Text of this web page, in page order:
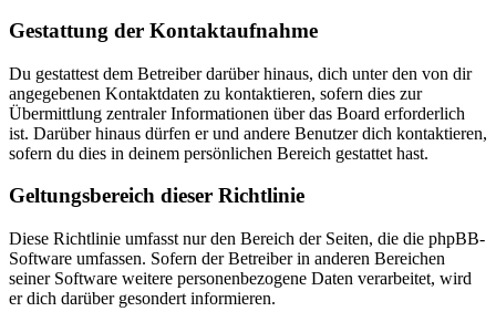
Gestattung der Kontaktaufnahme
Du gestattest dem Betreiber darüber hinaus, dich unter den von dir
angegebenen Kontaktdaten zu kontaktieren, sofern dies zur
Übermittlung zentraler Informationen über das Board erforderlich
ist. Darüber hinaus dürfen er und andere Benutzer dich kontaktieren,
sofern du dies in deinem persönlichen Bereich gestattet hast.
Geltungsbereich dieser Richtlinie
Diese Richtlinie umfasst nur den Bereich der Seiten, die die phpBB-
Software umfassen. Sofern der Betreiber in anderen Bereichen
seiner Software weitere personenbezogene Daten verarbeitet, wird
er dich darüber gesondert informieren.